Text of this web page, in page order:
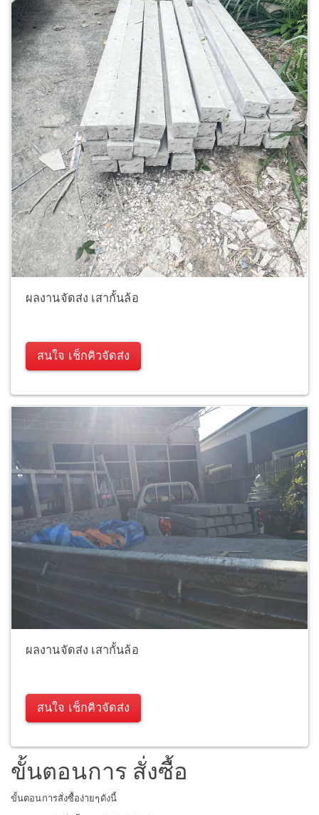
ผลงานจัดส่ง เสากั้นล้อ
สนใจ เช็กคิวจัดส่ง
ผลงานจัดส่ง เสากั้นล้อ
สนใจ เช็กคิวจัดส่ง
ขั้นตอนการ สั่งซื้อ
ขั้นตอนการสั่งซื้อง่ายๆดังนี้